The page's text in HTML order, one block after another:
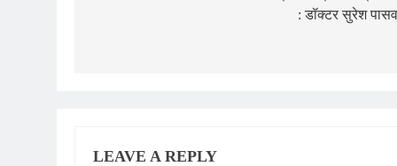
: डॉक्टर सुरेश
LEAVE A REPLY